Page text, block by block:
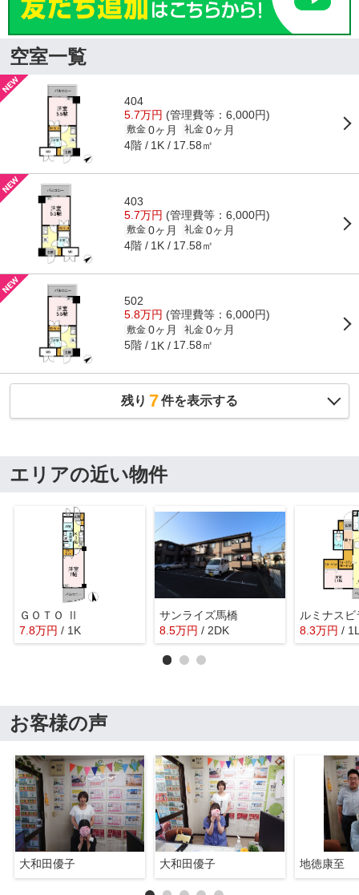
空室一覧
404
5.7万円 (管理費等：6,000円)
敷金 0ヶ月 礼金 0ヶ月
4階 1K 17.58㎡
403
5.7万円 (管理費等：6,000円)
敷金 0ヶ月 礼金 0ヶ月
4階 1K 17.58㎡
502
5.8万円 (管理費等：6,000円)
敷金 0ヶ月 礼金 0ヶ月
5階 1K 17.58㎡
残り 7件を表示する
エリアの近い物件
ＧＯＴＯ Ⅱ
7.8万円 / 1K
サンライズ馬橋
8.5万円 / 2DK
ルミナス
8.3万円 /
お客様の声
大和田優子 大和田優子 地徳康至